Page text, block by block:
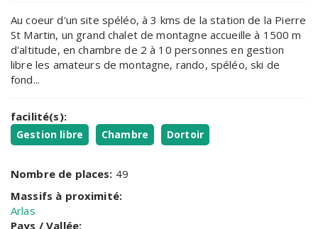
Au coeur d'un site spéléo, à 3 kms de la station de la Pierre
St Martin, un grand chalet de montagne accueille à 1500 m
d'altitude, en chambre de 2 à 10 personnes en gestion
libre les amateurs de montagne, rando, spéléo, ski de
fond...
facilité(s):
Gestion libre Chambre Dortoir
Nombre de places: 49
Massifs à proximité:
Arlas
Pays / Vallée: